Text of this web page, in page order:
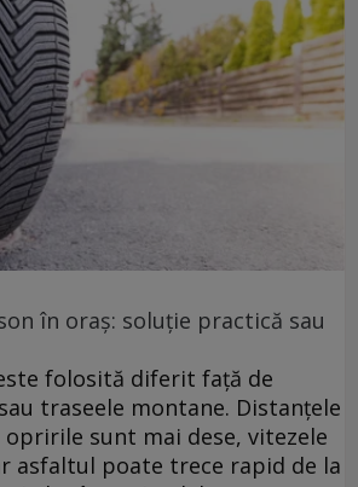
în oraș: soluție practică sau
folosită diferit față de
traseele montane. Distanțele
sunt mai dese, vitezele
asfaltul poate trece rapid de la